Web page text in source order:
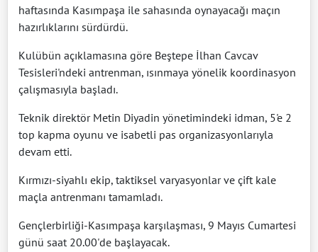
haftasında Kasımpaşa ile sahasında oynayacağı maçın
hazırlıklarını sürdürdü.
Kulübün açıklamasına göre Beştepe İlhan Cavcav
Tesisleri'ndeki antrenman, ısınmaya yönelik koordinasyon
çalışmasıyla başladı.
Teknik direktör Metin Diyadin yönetimindeki idman, 5'e 2
top kapma oyunu ve isabetli pas organizasyonlarıyla
devam etti.
Kırmızı-siyahlı ekip, taktiksel varyasyonlar ve çift kale
maçla antrenmanı tamamladı.
Gençlerbirliği-Kasımpaşa karşılaşması, 9 Mayıs Cumartesi
günü saat 20.00'de başlayacak.